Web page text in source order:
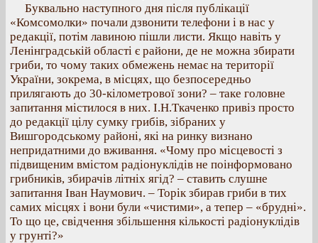
Буквально наступного дня після публікації
«Комсомолки» почали дзвонити телефони і в нас у
редакції, потім лавиною пішли листи. Якщо навіть у
Ленінградській області є райони, де не можна збирати
гриби, то чому таких обмежень немає на території
України, зокрема, в місцях, що безпосередньо
прилягають до 30-кілометрової зони? – таке головне
запитання містилося в них. І.Н.Ткаченко привіз просто
до редакції цілу сумку грибів, зібраних у
Вишгородському районі, які на ринку визнано
непридатними до вживання. «Чому про місцевості з
підвищеним вмістом радіонуклідів не поінформовано
грибників, збирачів літніх ягід? – ставить слушне
запитання Іван Наумович. – Торік збирав гриби в тих
самих місцях і вони були «чистими», а тепер – «брудні».
То що це, свідчення збільшення кількості радіонуклідів
у грунті?»